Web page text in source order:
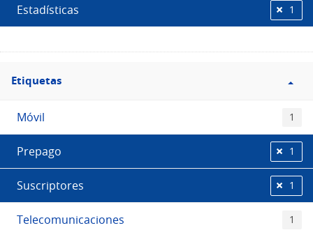
Estadísticas 1
Filtro
Etiquetas
Etiquetas
Móvil 1
Prepago 1
Suscriptores 1
Telecomunicaciones 1